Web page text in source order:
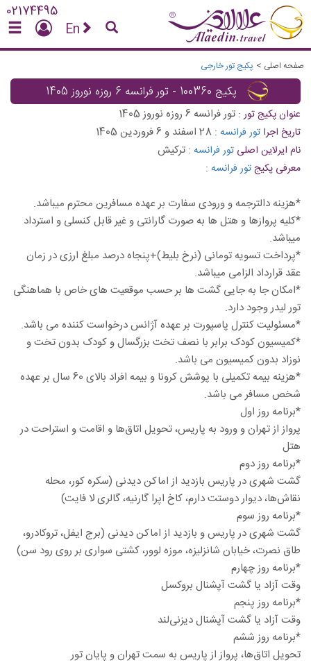
02174495
En
صفحه اصلی > پکیج تور خارجی
پکیج 100360 - تور فرانسه 6 روزه نوروز 1405
عنوان پکیج تور : تور فرانسه 6 روزه نوروز 1405
تاریخ اجرا تور فرانسه : 28 اسفند و 6 فروردین 1405
نام ایرلاین اصلی تور فرانسه : ترکیش
معرفی پکیجتور فرانسه :
*هزینه دالترجمه و ورودی سفارت بر عهده مسافرین محترم میباشد.
*کلیه پروازها و هتل ها به صورت گارانتی و غیر قابل کنسلی و استرداد
میباشد.
*پرداخت تسویه تومانی (نرخ بلیط)+پنجاه درصد مبلغ ارزی در زمان
عقد قرارداد الزامی میباشد.
*امکان جا به جایی گشت ها بر حسب موقعیت های خاص با هماهنگی
تور لیدر وجود دارد.
*مسئولیت کنترل پاسپورت بر عهده آژانس درخواست کننده می باشد.
*کمیسیون کودک برابر با نصف تخت بزرگسال و کودک بدون تخت و
نوزاد بدون کمیسیون می باشد.
*هزینه بیمه تکمیلی با پوشش کرونا و بیمه افراد بالای 60 سال بر عهده
شخص مسافر می باشد.
*برنامه روز اول
پرواز از تهران و ورود به پاریس، تحویل اتاق‌ها و اقامت و استراحت در
هتل
*برنامه روز دوم
گشت شهری در پاریس بازدید از اماکن دیدنی (سکره کور، محله
نقاش‌ها، دیوار دوستت دارم، کاخ اپرا گارنیه، گالری لا فایت)
*برنامه روز سوم
گشت شهری در پاریس و بازدید از اماکن دیدنی (برج ایفل، تروکادرو،
طاق نصرت، خیابان شانزلیزه، موزه لوور، کشتی سواری بر روی رود سن)
*برنامه روز چهارم
وقت آزاد یا گشت آپشنال بروکسل
*برنامه روز پنجم
وقت آزاد یا گشت آپشنال دیزنی‌لند
*برنامه روز ششم
تحویل اتاق‌ها، پرواز از پاریس به سمت تهران و پایان تور